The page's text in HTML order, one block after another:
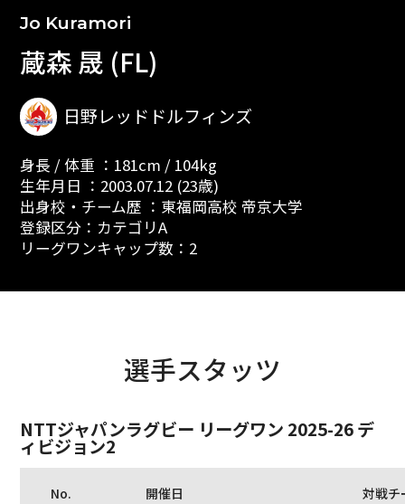
Jo Kuramori
蔵森 晟 (FL)
日野レッドドルフィンズ
身長 / 体重 ：181cm / 104kg
生年月日 ：2003.07.12 (23歳)
出身校・チーム歴 ：東福岡高校 帝京大学
登録区分：カテゴリA
リーグワンキャップ数：2
選手スタッツ
NTTジャパンラグビー リーグワン 2025-26 デ
ィビジョン2
No. 開催日 対戦チ